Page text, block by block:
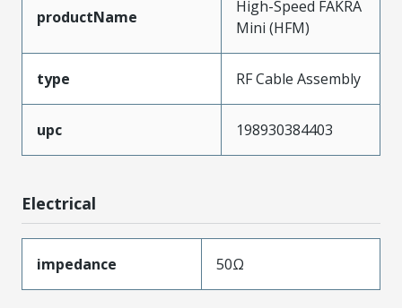
productName
High-Speed FAKRA
Mini (HFM)
type RF Cable Assembly
upc 198930384403
Electrical
impedance 50Ω